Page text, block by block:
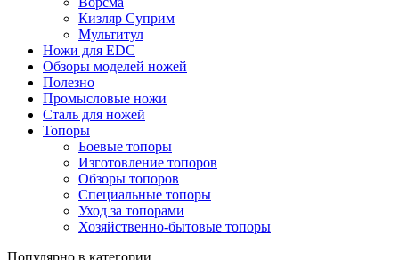
Кизляр Суприм
Мультитул
Ножи для EDC
Обзоры моделей ножей
Полезно
Промысловые ножи
Сталь для ножей
Топоры
Боевые топоры
Изготовление топоров
Обзоры топоров
Специальные топоры
Уход за топорами
Хозяйственно-бытовые топоры